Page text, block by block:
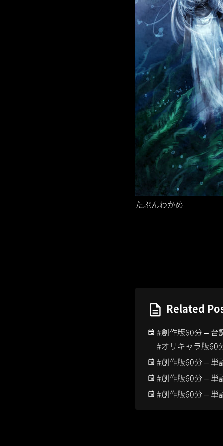
たぶんわかめ
Related
#創作版60分 –
#オリキャラ版60
#創作版60分 – 単
#創作版60分 – 単
#創作版60分 – 単